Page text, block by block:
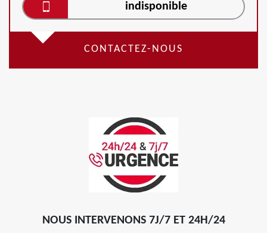
indisponible
CONTACTEZ-NOUS
NOUS INTERVENONS 7J/7 ET 24H/24